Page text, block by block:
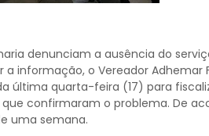
denunciam a ausência do
informação, o Vereador Adhemar
última quarta-feira (17) para
confirmaram o problema. De
uma semana.